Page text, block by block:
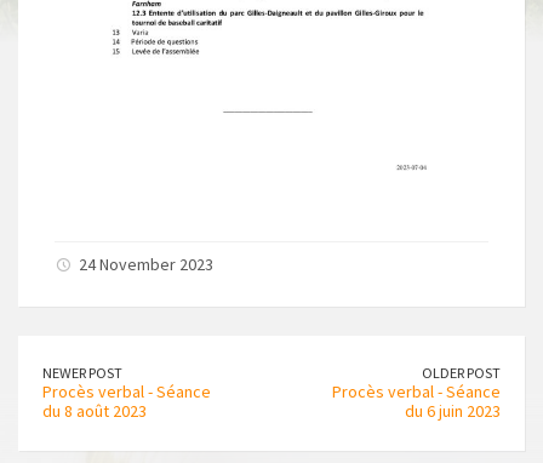
24 November 2023
NEWER POST
Procès verbal - Séance
du 8 août 2023
OLDER POST
Procès verbal - Séance
du 6 juin 2023